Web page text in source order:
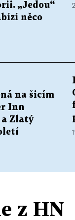
„Jedou“
něco
na šicím
Inn
Zlatý
z HN